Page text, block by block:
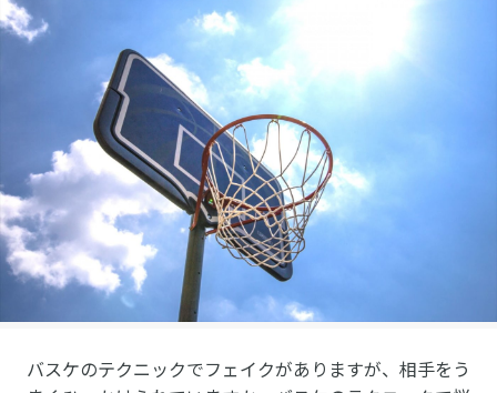
バスケのテクニックでフェイクがありますが、相手をう